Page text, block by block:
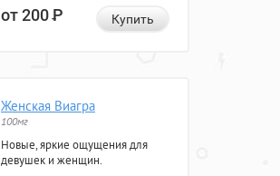
от 200Р Купить
Женская Виагра
100мг
Новые, яркие ощущения для
девушек и женщин.